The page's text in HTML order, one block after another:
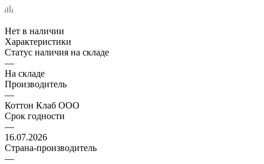
Нет в наличии
Характеристики
Статус наличия на складе
—
На складе
Производитель
—
Коттон Клаб ООО
Срок годности
—
16.07.2026
Страна-производитель
—